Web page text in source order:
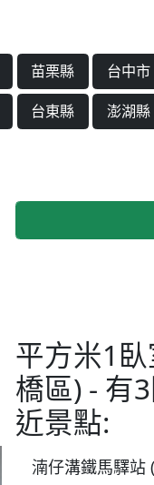
苗栗縣 台中市
台東縣 澎湖縣
平方米1
橋區) - 有
近景點:
湳仔溝鐵馬驛站